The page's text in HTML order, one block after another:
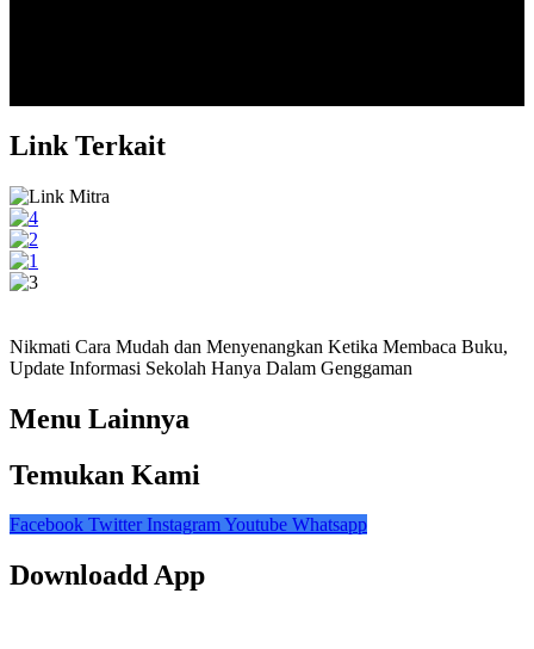
Link Terkait
Nikmati Cara Mudah dan Menyenangkan Ketika Membaca Buku,
Update Informasi Sekolah Hanya Dalam Genggaman
Menu Lainnya
Temukan Kami
Facebook Twitter InstagramYoutube Whatsapp
Downloadd App